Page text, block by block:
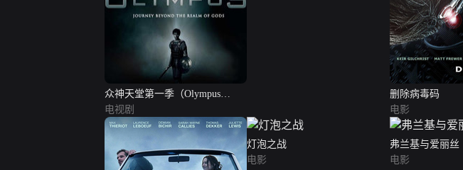
众神天堂第一季（Olympus
S01）
电视剧
删除病毒码
电影
灯泡之战
电影
弗兰基与爱丽丝
电影